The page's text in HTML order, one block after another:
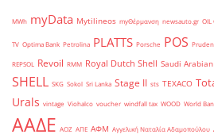
MWh myData Mytilineos myΘέρμανση newsauto.gr OIL
TV Optima Bank Petrolina PLATTS Porsche POS
REPSOL Revoil RMM Royal Dutch Shell Saudi
SHELL SKG Sokol Sri Lanka Stage II sts TEXACO
Urals vintage Viohalco voucher windfall tax WOOD World
ΑΑΔΕ ΑΟΖ ΑΠΕ ΑΦΜ Αγγελική Ναταλία Αδαμοπούλου